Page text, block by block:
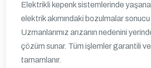
Elektrikli kepenk sistemlerinde
elektrik akımındaki bozulmalar sonucu
Uzmanlarımız arızanın nedenini
çözüm sunar. Tüm işlemler garantili ve
tamamlanır.